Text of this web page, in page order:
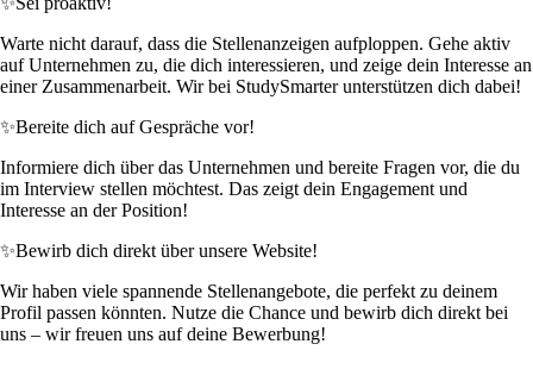
Warte nicht darauf, dass die Stellenanzeigen aufploppen. Gehe aktiv
auf Unternehmen zu, die dich interessieren, und zeige dein Interesse an
einer Zusammenarbeit. Wir bei StudySmarter unterstützen dich dabei!
✨Bereite dich auf Gespräche vor!
Informiere dich über das Unternehmen und bereite Fragen vor, die du
im Interview stellen möchtest. Das zeigt dein Engagement und
Interesse an der Position!
✨Bewirb dich direkt über unsere Website!
Wir haben viele spannende Stellenangebote, die perfekt zu deinem
Profil passen könnten. Nutze die Chance und bewirb dich direkt bei
uns – wir freuen uns auf deine Bewerbung!